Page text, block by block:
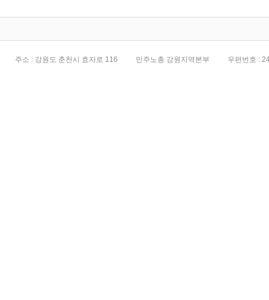
주소 : 강원도 춘천시 효자로 116 민주노총 강원지역본부 우편번호 :